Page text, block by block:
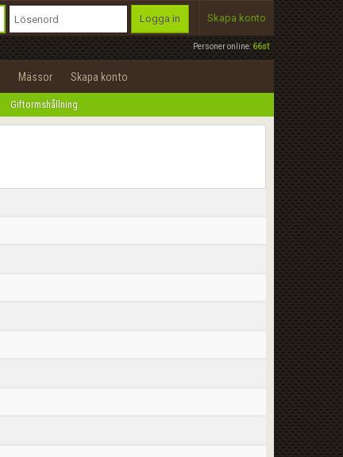
Personer online:66st
Logga in Skapa konto
Mässor Skapa konto
Giftormshållning